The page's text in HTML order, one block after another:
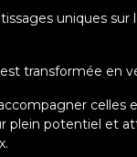
uniques
transformée en
celles
plein potentiel et